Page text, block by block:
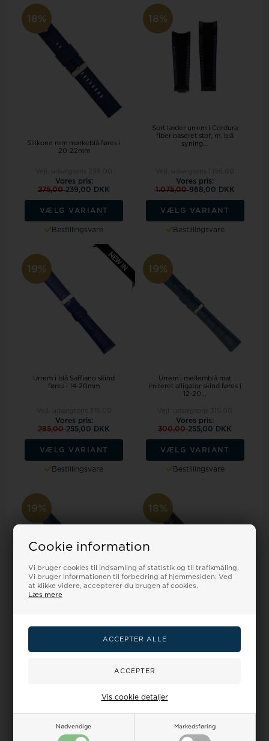
Cookie information
Vi bruger cookies til indsamling af statistik og til trafikmåling.
Vi bruger informationen til forbedring af hjemmesiden. Ved
at klikke videre, accepterer du brugen af cookies.
Læs mere
Nødvendige Markedsføring
Vis cookie detaljer
18%
Silikone rem mørkeblå føres i
20-22mm
Vores pris:
275,00239,00 DKK
VÆLG VARIANT
Bestillingsvare
18%
Sort læder urrem i Cordura
fiber baseret stof, m. blå
syning...
Vores pris:
1.075,00968,00 DKK
VÆLG VARIANT
Bestillingsvare
19%
Urrem i blå Saffiano skind
føres i 14-20mm
Vores pris:
285,00255,00 DKK
VÆLG VARIANT
Bestillingsvare
19%
Urrem i mellemblå mat
imiteret alligator skind føres i
12-20...
Vores pris:
300,00255,00 DKK
VÆLG VARIANT
Bestillingsvare
19%
imiteret alligator skind føres i
18%
imiteret alligator skind føres i